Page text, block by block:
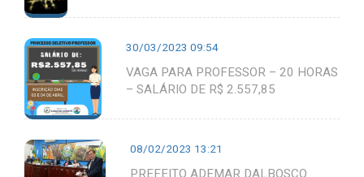
30/03/2023 09:54
VAGA PARA PROFESSOR – 20 HORAS
– SALÁRIO DE R$ 2.557,85
08/02/2023 13:21
PREFEITO ADEMAR DALBOSCO